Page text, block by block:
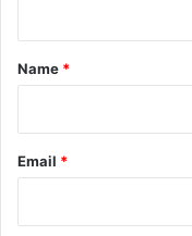
*
Name *
Email *